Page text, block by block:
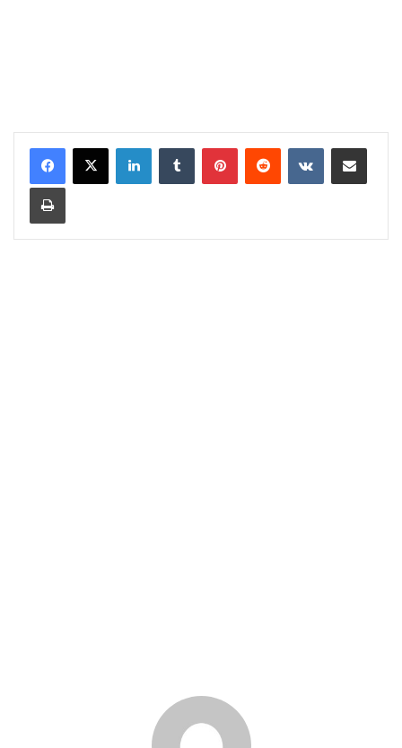
LinkedInTumblr PinterestReddit VKontakteShare via Email
Print